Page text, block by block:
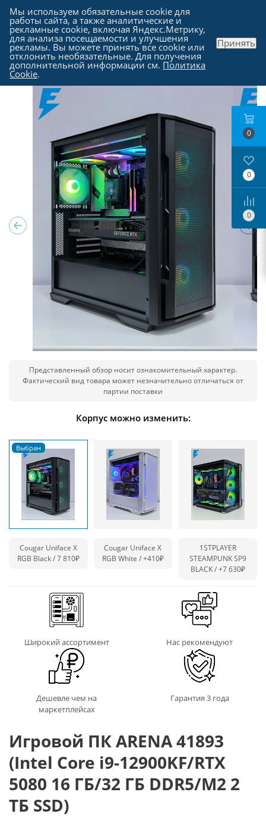
Каталог - Компьютеры в Москве
Представленный обзор носит ознакомительный характер.
Фактический вид товара может незначительно отличаться от
партии поставки
Корпус можно изменить:
Cougar Uniface X
RGB Black / 7 810₽
Cougar Uniface X
RGB White /+410₽
1STPLAYER
STEAMPUNK SP9
BLACK /+7 630₽
Широкий ассортимент Нас рекомендуют
Дешевле чем на
маркетплейсах
Гарантия 3 года
Игровой ПК ARENA 41893
(Intel Core i9-12900KF/RTX
5080 16 ГБ/32 ГБ DDR5/M2 2
ТБ SSD)
0
0
0
Мы используем обязательные cookie для
работы сайта, а также аналитические и
рекламные cookie, включая Яндекс.Метрику,
для анализа посещаемости и улучшения
рекламы. Вы можете принять все cookie или
отклонить необязательные. Для получения
дополнительной информации см. Политика
Cookie.
Принять